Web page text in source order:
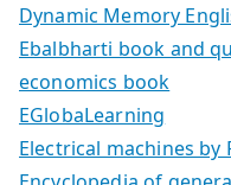
Dynamic Memory
Ebalbharti book and
economics book
EGlobaLearning
Electrical machines by